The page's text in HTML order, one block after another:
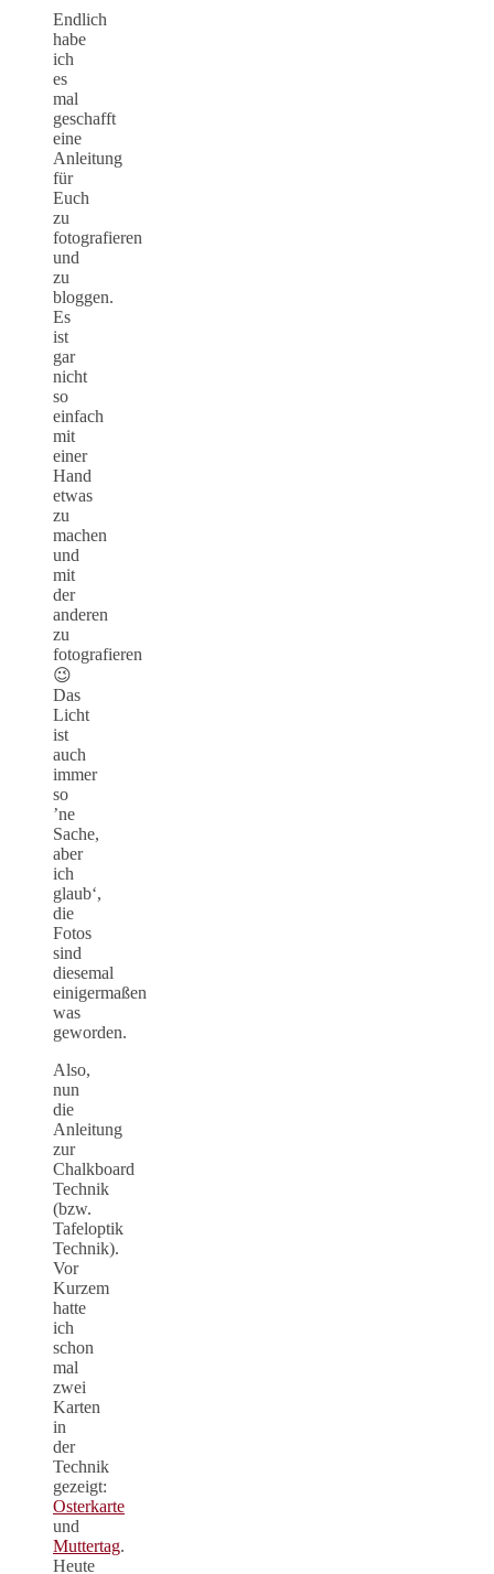
Endlich
habe
ich
es
mal
geschafft
eine
Anleitung
für
Euch
zu
fotografieren
und
zu
bloggen.
Es
ist
gar
nicht
so
einfach
mit
einer
Hand
etwas
zu
machen
und
mit
der
anderen
zu
fotografieren
😉
Das
Licht
ist
auch
immer
so
’ne
Sache,
aber
ich
glaub‘,
die
Fotos
sind
diesemal
einigermaßen
was
geworden.
Also,
nun
die
Anleitung
zur
Chalkboard
Technik
(bzw.
Tafeloptik
Technik).
Vor
Kurzem
hatte
ich
schon
mal
zwei
Karten
in
der
Technik
gezeigt:
Osterkarte
und
Muttertag.
Heute